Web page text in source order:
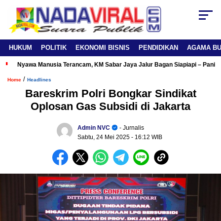
HUKUM POLITIK EKONOMI BISNIS PENDIDIKAN AGAMA
Nyawa Manusia Terancam, KM Sabar Jaya Jalur Bagan Siapiapi –
Home / Headlines
Bareskrim Polri Bongkar Sindikat
Oplosan Gas Subsidi di Jakarta
Admin NVC
- Jurnalis
Sabtu, 24 Mei 2025 - 16:12 WIB